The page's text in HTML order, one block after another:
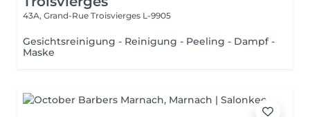
43A, Grand-Rue Troisvierges L-9905
Gesichtsreinigung - Reinigung - Peeling - Dampf -
Maske